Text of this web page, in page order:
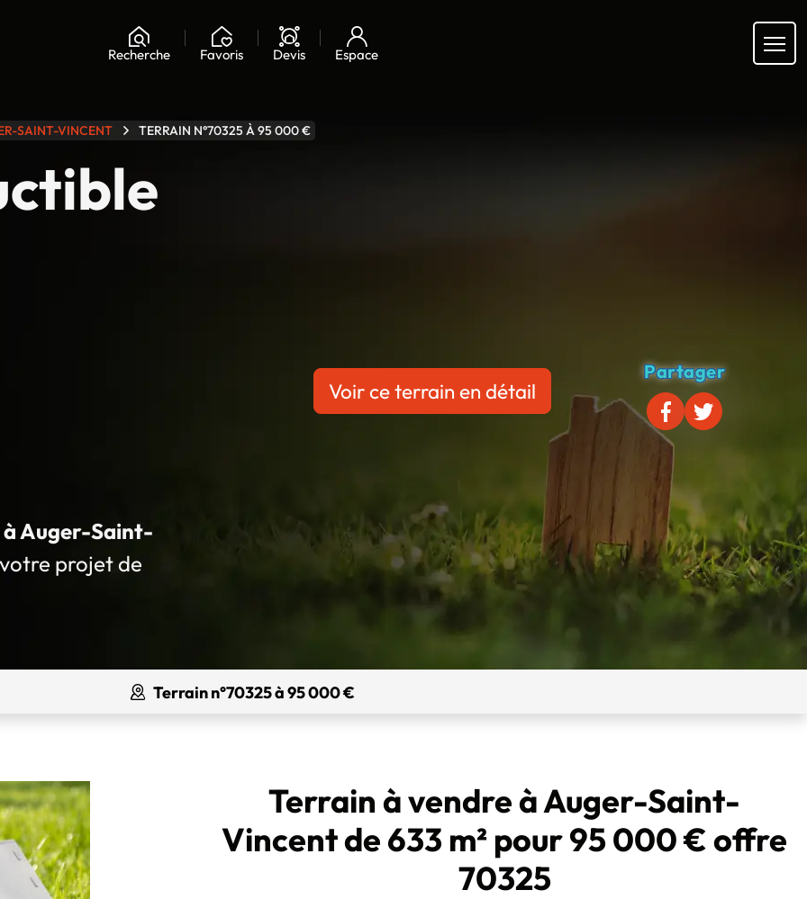
Recherche Chargement...
Favoris Devis Espace
SAINT-VINCENT TERRAIN N°70325 À 95 000 €
Auger-Saint-
projet de
Voir ce terrain en détail
Partager
Terrain n°70325 à 95 000 €
Terrain à vendre à Auger-Saint-
Vincent de 633 m² pour 95 000 € offre
70325